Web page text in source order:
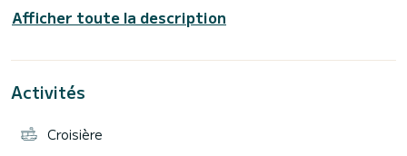
péniche de 12 mètres. Vous pourrez accueillir jusqu'à 6
personnes et profiter de ses 2 cabines tout confort.
Ce Grand 37 est équipé de 2 salles de bain avec douche.
Vous pouvez nous envoyer votre réservation demande sur
Afficher toute la description
Activités
Croisière